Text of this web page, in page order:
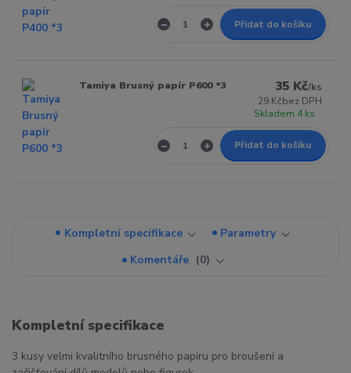
Přidat do košíku
Tamiya Brusný papír P600 *3 35 Kč/ks
29 Kčbez DPH
Skladem 4 ks
Přidat do košíku
Kompletní specifikace
Parametry
Komentáře
0
Kompletní specifikace
3 kusy velmi kvalitního brusného papíru pro broušení a